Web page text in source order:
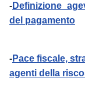
-Definizione
del pagamento
-Pace fiscale,
agenti della